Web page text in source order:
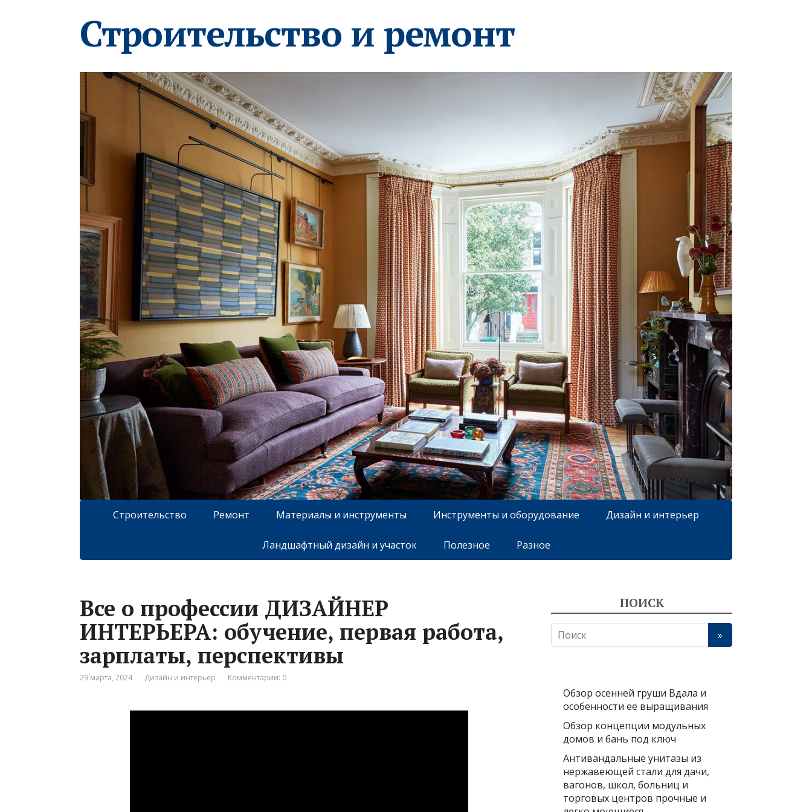
Строительство и ремонт
Строительство Ремонт Материалы и инструменты Инструменты и оборудование Дизайн и интерьер
Ландшафтный дизайн и участок Полезное Разное
Все о профессии ДИЗАЙНЕР
ИНТЕРЬЕРА: обучение, первая работа,
зарплаты, перспективы
29 марта, 2024 Дизайн и интерьер Комментарии: 0
ПОИСК
Обзор осенней груши Вдала и
особенности ее выращивания
Обзор концепции модульных
домов и бань под ключ
Антивандальные унитазы из
нержавеющей стали для дачи,
вагонов, школ, больниц и
торговых центров прочные и